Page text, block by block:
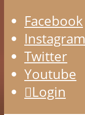
Facebook
Instagram
Twitter
Youtube
Login